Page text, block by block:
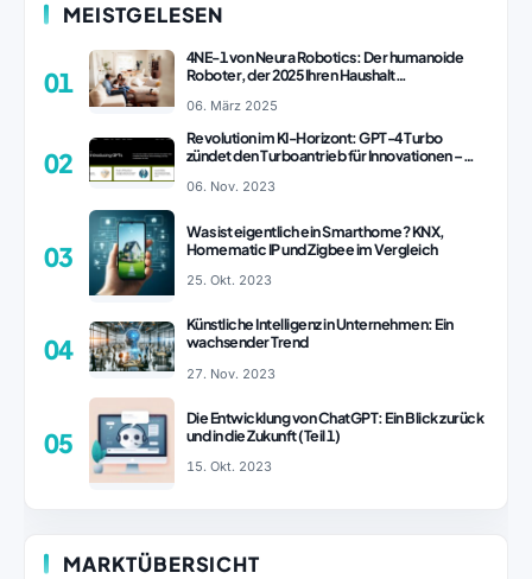
MEISTGELESEN
01
4NE-1 von Neura Robotics: Der humanoide
Roboter, der 2025 Ihren Haushalt
06. März 2025
02
Revolution im KI-Horizont: GPT-4 Turbo
zündet den Turboantrieb für Innovationen –
06. Nov. 2023
03
Was ist eigentlich ein Smarthome? KNX,
Homematic IP und Zigbee im Vergleich
25. Okt. 2023
04
Künstliche Intelligenz in Unternehmen: Ein
wachsender Trend
27. Nov. 2023
05
Die Entwicklung von ChatGPT: Ein Blick zurück
und in die Zukunft (Teil 1)
15. Okt. 2023
MARKTÜBERSICHT